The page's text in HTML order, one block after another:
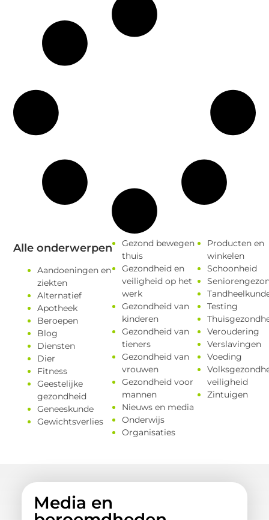
Alle onderwerpen
Aandoeningen en
ziekten
Alternatief
Apotheek
Beroepen
Blog
Diensten
Dier
Fitness
Geestelijke
gezondheid
Geneeskunde
Gewichtsverlies
Gezond bewegen
thuis
Gezondheid en
veiligheid op het
werk
Gezondheid van
kinderen
Gezondheid van
tieners
Gezondheid van
vrouwen
Gezondheid voor
mannen
Nieuws en media
Onderwijs
Organisaties
Producten en
winkelen
Schoonheid
Testing
Veroudering
Verslavingen
Voeding
veiligheid
Zintuigen
Media en